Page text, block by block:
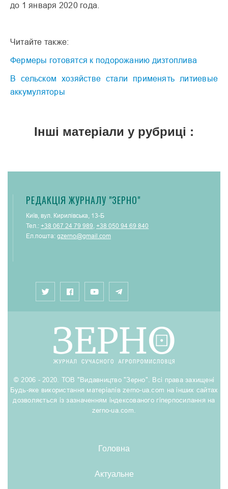
до 1 января 2020 года.
Читайте также:
Фермеры готовятся к подорожанию дизтоплива
В сельском хозяйстве стали применять литиевые
аккумуляторы
Інші матеріали у рубриці :
РЕДАКЦІЯ ЖУРНАЛУ "ЗЕРНО"
Київ, вул. Кирилівська, 13-Б
Тел.: +38 067 24 79 989, +38 050 94 69 840
Ел.пошта: gzerno@gmail.com
© 2006 - 2020. ТОВ "Видавництво "Зерно". Всі права захищені
Будь-яке використання матеріалів zerno-ua.com на інших сайтах
дозволяється із зазначенням індексованого гіперпосилання на
zerno-ua.com.
Головна
Актуальне